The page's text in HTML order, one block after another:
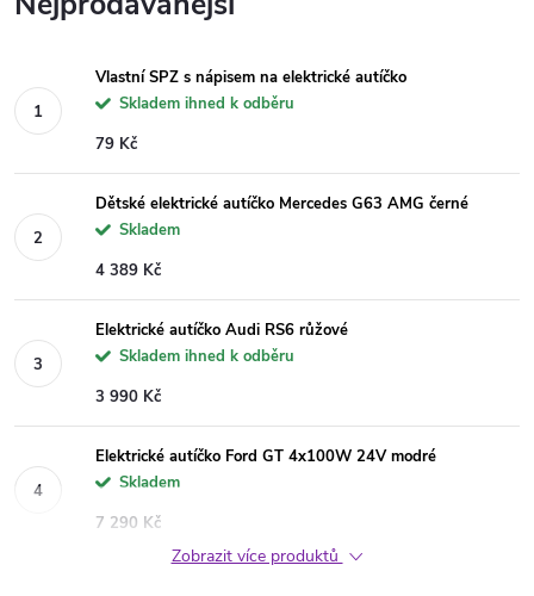
Vlastní SPZ s nápisem na elektrické autíčko
Skladem ihned k odběru
79 Kč
Dětské elektrické autíčko Mercedes G63 AMG černé
Skladem
4 389 Kč
Elektrické autíčko Audi RS6 růžové
Skladem ihned k odběru
3 990 Kč
Elektrické autíčko Ford GT 4x100W 24V modré
Skladem
7 290 Kč
Zobrazit více produktů